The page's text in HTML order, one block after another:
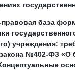
база
учреждения:
№402-ФЗ «О